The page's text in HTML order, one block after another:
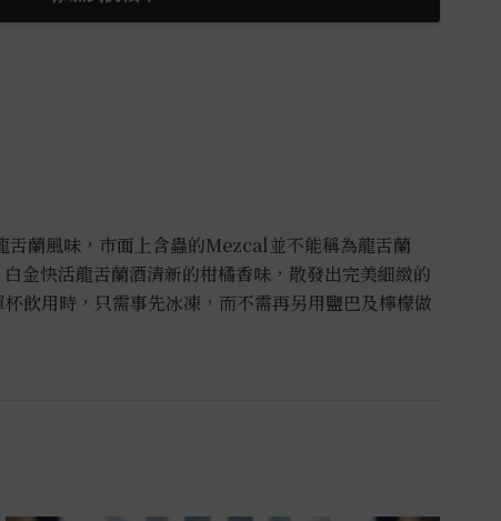
舌蘭風味，市面上含蟲的Mezcal並不能稱為龍舌蘭
金快活龍舌蘭酒清新的柑橘香味，散發出完美細緻的
飲用時，只需事先冰凍，而不需再另用鹽巴及檸檬做